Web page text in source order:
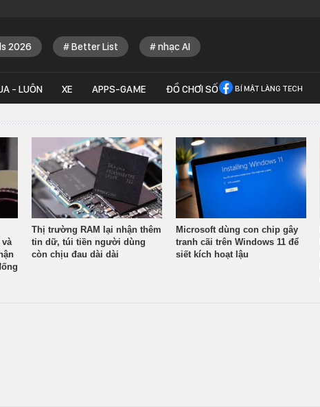
2026 Better List nhạc AI
- LUÔN XE APPS-GAME ĐỒ CHƠI SỐ BÍ MẬT LÀNG TECH
Thị trường RAM lại nhận thêm
tin dữ, túi tiền người dùng
còn chịu đau dài dài
Microsoft dùng con chip gây
tranh cãi trên Windows 11 để
siết kích hoạt lậu